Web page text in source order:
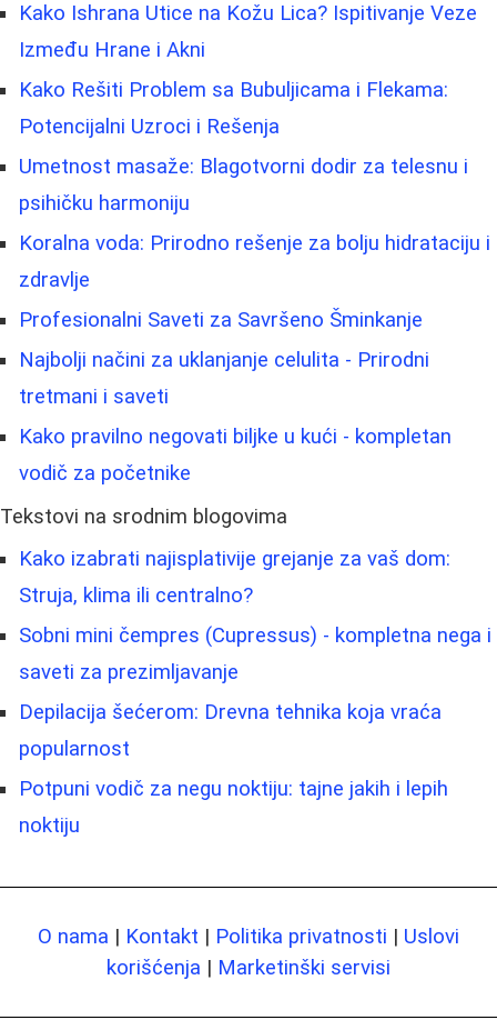
Kako Ishrana Utice na Kožu Lica? Ispitivanje Veze
Između Hrane i Akni
Kako Rešiti Problem sa Bubuljicama i Flekama:
Potencijalni Uzroci i Rešenja
Umetnost masaže: Blagotvorni dodir za telesnu i
psihičku harmoniju
Koralna voda: Prirodno rešenje za bolju hidrataciju i
zdravlje
Profesionalni Saveti za Savršeno Šminkanje
Najbolji načini za uklanjanje celulita - Prirodni
tretmani i saveti
Kako pravilno negovati biljke u kući - kompletan
vodič za početnike
Tekstovi na srodnim blogovima
Kako izabrati najisplativije grejanje za vaš dom:
Struja, klima ili centralno?
Sobni mini čempres (Cupressus) - kompletna nega i
saveti za prezimljavanje
Depilacija šećerom: Drevna tehnika koja vraća
popularnost
Potpuni vodič za negu noktiju: tajne jakih i lepih
noktiju
O nama | Kontakt | Politika privatnosti | Uslovi
korišćenja | Marketinški servisi